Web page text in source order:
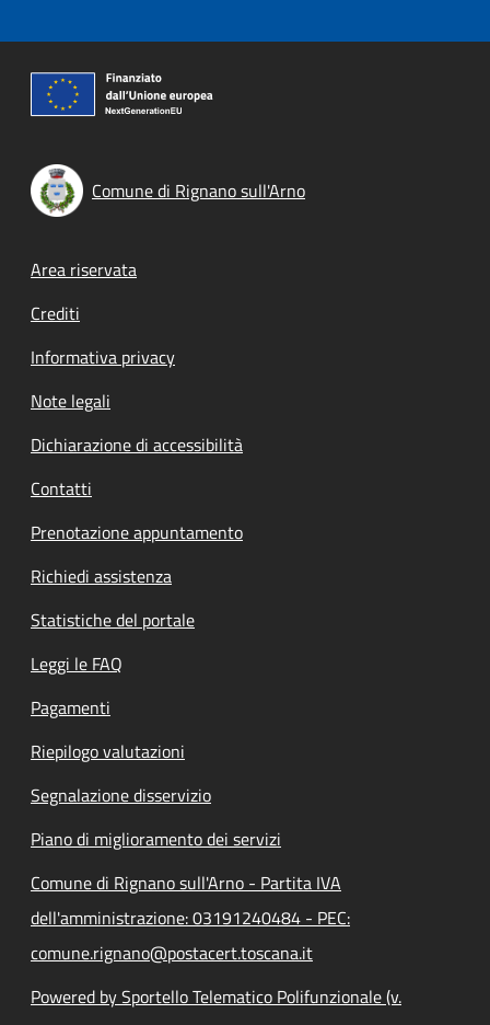
Comune di Rignano sull'Arno
Footer menu
Area riservata
Crediti
Informativa privacy
Note legali
Dichiarazione di accessibilità
Contatti
Prenotazione appuntamento
Richiedi assistenza
Statistiche del portale
Leggi le FAQ
Pagamenti
Riepilogo valutazioni
Segnalazione disservizio
Piano di miglioramento dei servizi
Comune di Rignano sull'Arno - Partita IVA
dell'amministrazione: 03191240484 - PEC:
comune.rignano@postacert.toscana.it
Powered by Sportello Telematico Polifunzionale (v.